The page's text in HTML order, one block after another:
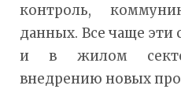
контроль,
данных. Все чаще эти
и в жилом
внедрению новых